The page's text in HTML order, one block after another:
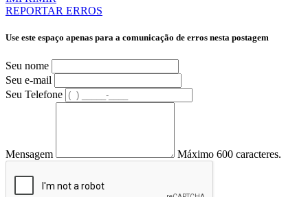
REPORTAR ERROS
Use este espaço apenas para a comunicação de erros nesta postagem
Seu nome
Seu e-mail
Seu Telefone
Mensagem Máximo 600 caracteres.